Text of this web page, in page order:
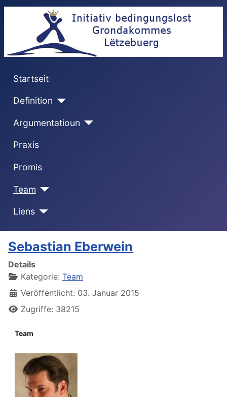
Startseit
Definition
Argumentatioun
Praxis
Promis
Team
Liens
Sebastian Eberwein
Details
Kategorie: Team
Veröffentlicht: 03. Januar 2015
Zugriffe: 38215
Team